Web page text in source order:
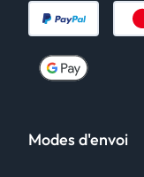
Modes d'envoi